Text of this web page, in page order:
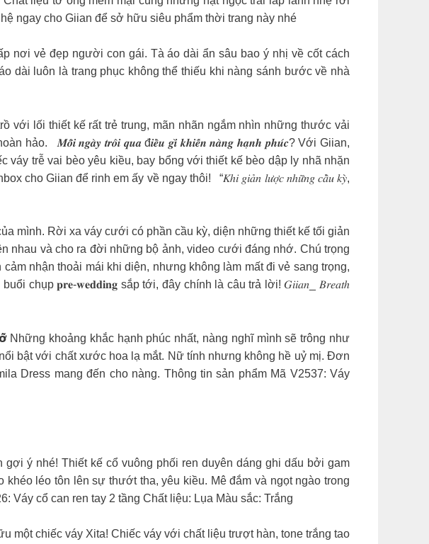
ngay cho Giian để sở hữu siêu phẩm thời trang này nhé
nơi vẻ đẹp người con gái. Tà áo dài ẩn sâu bao ý nhị về cốt cách
dài luôn là trang phục không thể thiếu khi nàng sánh bước về nhà
với lối thiết kế rất trẻ trung, mãn nhãn ngắm nhìn những thước vải
hảo.
𝑴𝒐̂̃𝒊 𝒏𝒈𝒂̀𝒚 𝒕𝒓𝒐̂𝒊 𝒒𝒖𝒂 đ𝒊𝒆̂̀𝒖 𝒈𝒊̀ 𝒌𝒉𝒊𝒆̂́𝒏 𝒏𝒂̀𝒏𝒈 𝒉𝒂̣𝒏𝒉 𝒑𝒉𝒖́𝒄? Với Giian,
váy trễ vai bèo yêu kiều, bay bổng với thiết kế bèo dập ly nhã nhặn
cho Giian để rinh em ấy về ngay thôi!
“𝐾ℎ𝑖 𝑔𝑖𝑎̉𝑛 𝑙𝑢̛𝑜̛̣𝑐 𝑛ℎ𝑢̛̃𝑛𝑔 𝑐𝑎̂̀𝑢 𝑘𝑦̀,
mình. Rời xa váy cưới có phần cầu kỳ, diện những thiết kế tối giản
nhau và cho ra đời những bộ ảnh, video cưới đáng nhớ. Chú trọng
nhận thoải mái khi diện, nhưng không làm mất đi vẻ sang trọng,
chụp 𝐩𝐫𝐞-𝐰𝐞𝐝𝐝𝐢𝐧𝐠 sắp tới, đây chính là câu trả lời! 𝐺𝑖𝑖𝑎𝑛_ 𝐵𝑟𝑒𝑎𝑡ℎ
khoảng khắc hạnh phúc nhất, nàng nghĩ mình sẽ trông như
bật với chất xước hoa lạ mắt. Nữ tính nhưng không hề uỷ mị. Đơn
Dress mang đến cho nàng. Thông tin sản phẩm Mã V2537: Váy
ý nhé! Thiết kế cổ vuông phối ren duyên dáng ghi dấu bởi gam
léo tôn lên sự thướt tha, yêu kiều. Mê đắm và ngọt ngào trong
Váy cổ can ren tay 2 tầng Chất liệu: Lụa Màu sắc: Trắng
một chiếc váy Xita! Chiếc váy với chất liệu trượt hàn, tone trắng tao